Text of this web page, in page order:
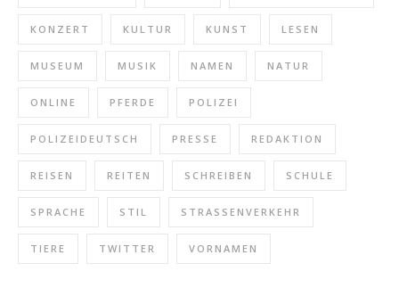
KONZERT KULTUR KUNST LESEN
MUSEUM MUSIK NAMEN NATUR
ONLINE PFERDE POLIZEI
POLIZEIDEUTSCH PRESSE REDAKTION
REISEN REITEN SCHREIBEN SCHULE
SPRACHE STIL STRASSENVERKEHR
TIERE TWITTER VORNAMEN